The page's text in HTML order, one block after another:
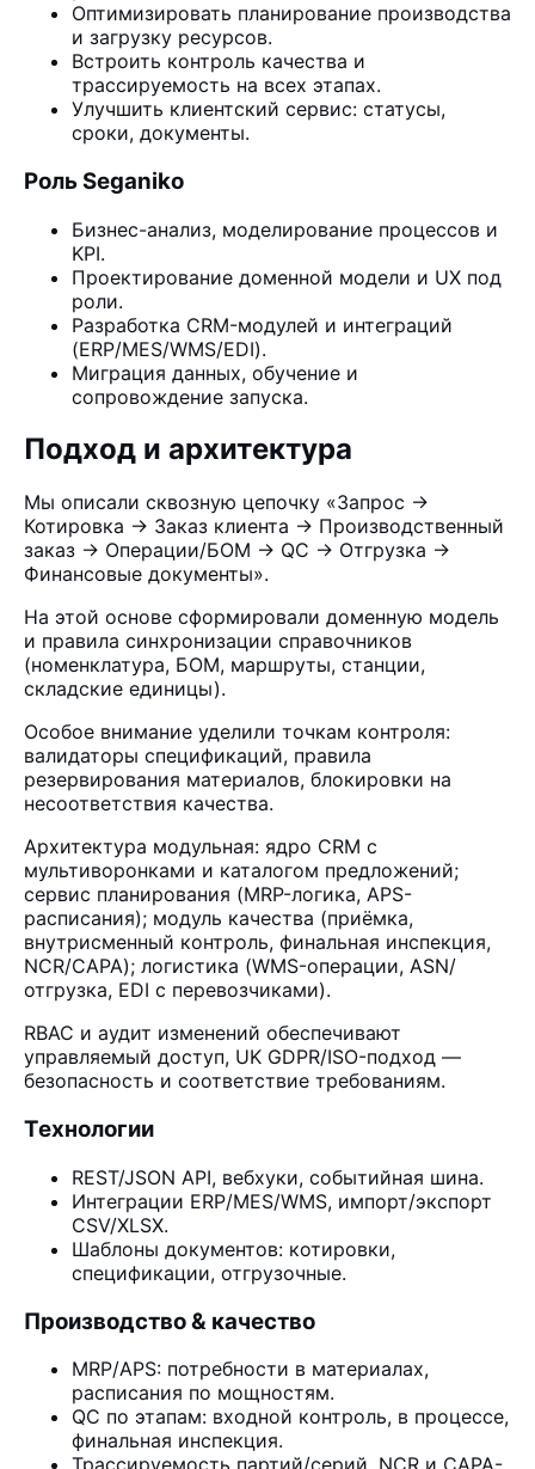
Оптимизировать планирование производства
и загрузку ресурсов.
Встроить контроль качества и
трассируемость на всех этапах.
Улучшить клиентский сервис: статусы,
сроки, документы.
Роль Seganiko
Бизнес-анализ, моделирование процессов и
KPI.
Проектирование доменной модели и UX под
роли.
Разработка CRM-модулей и интеграций
(ERP/MES/WMS/EDI).
Миграция данных, обучение и
сопровождение запуска.
Подход и архитектура
Мы описали сквозную цепочку «Запрос →
Котировка → Заказ клиента → Производственный
заказ → Операции/БОМ → QC → Отгрузка →
Финансовые документы».
На этой основе сформировали доменную модель
и правила синхронизации справочников
(номенклатура, БОМ, маршруты, станции,
складские единицы).
Особое внимание уделили точкам контроля:
валидаторы спецификаций, правила
резервирования материалов, блокировки на
несоответствия качества.
Архитектура модульная: ядро CRM с
мультиворонками и каталогом предложений;
сервис планирования (MRP-логика, APS-
расписания); модуль качества (приёмка,
внутрисменный контроль, финальная инспекция,
NCR/CAPA); логистика (WMS-операции, ASN/
отгрузка, EDI с перевозчиками).
RBAC и аудит изменений обеспечивают
управляемый доступ, UK GDPR/ISO-подход —
безопасность и соответствие требованиям.
Технологии
REST/JSON API, вебхуки, событийная шина.
Интеграции ERP/MES/WMS, импорт/экспорт
CSV/XLSX.
Шаблоны документов: котировки,
спецификации, отгрузочные.
Производство & качество
MRP/APS: потребности в материалах,
расписания по мощностям.
QC по этапам: входной контроль, в процессе,
финальная инспекция.